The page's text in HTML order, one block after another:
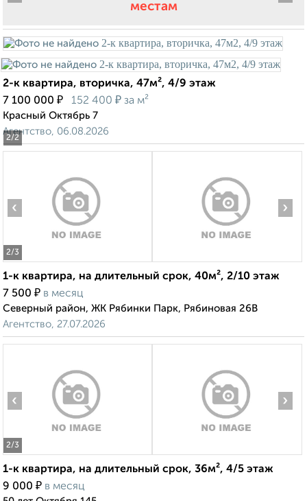
местам
2/2
2-к квартира, вторичка, 47м², 4/9 этаж
7 100 000 ₽ 152 400 ₽ за м²
Красный Октябрь 7
Агентство, 06.08.2026
2/3
‹ ›
1-к квартира, на длительный срок, 40м², 2/10 этаж
7 500 ₽ в месяц
Северный район, ЖК Рябинки Парк, Рябиновая 26В
Агентство, 27.07.2026
2/3
‹ ›
1-к квартира, на длительный срок, 36м², 4/5 этаж
9 000 ₽ в месяц